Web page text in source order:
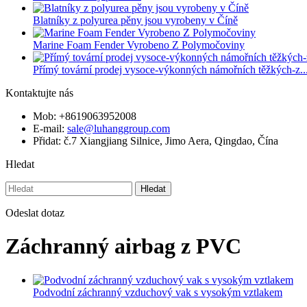
Blatníky z polyurea pěny jsou vyrobeny v Číně
Marine Foam Fender Vyrobeno Z Polymočoviny
Přímý tovární prodej vysoce-výkonných námořních těžkých-
Kontaktujte nás
Mob: +8619063952008
E-mail: sale@luhanggroup.com
Přidat: č.7 Xiangjiang Silnice, Jimo Aera, Qingdao, Čína
Hledat
Hledat
Odeslat dotaz
Záchranný airbag z PVC
Podvodní záchranný vzduchový vak s vysokým vztlakem